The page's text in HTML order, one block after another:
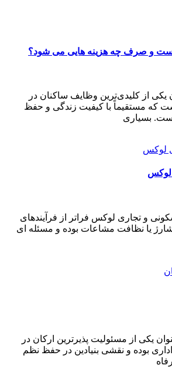
و صرف چه هزینه هایی می شود؟
از کلیدی‌ترین وظایف ساکنان در
که مستقیماً با کیفیت زندگی و حفظ
بسیاری
لوکس
و تجاری لوکس فراتر از فرآیندهای
یا نظافت مشاعات بوده و مسئله ای
یکی از مسئولیت‌‌ پذیرترین ارکان در
بوده و نقشی بنیادین در حفظ نظم